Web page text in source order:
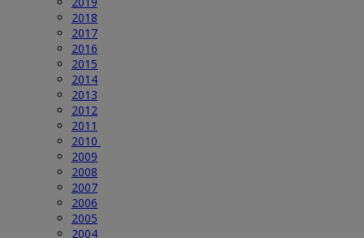
2018
2017
2016
2015
2014
2013
2012
2011
2010
2009
2008
2007
2006
2005
2004